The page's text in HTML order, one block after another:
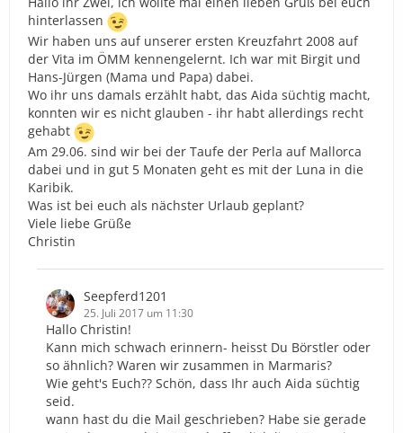
hinterlassen
Wir haben uns auf unserer ersten Kreuzfahrt 2008 auf
der Vita im ÖMM kennengelernt. Ich war mit Birgit und
Hans-Jürgen (Mama und Papa) dabei.
Wo ihr uns damals erzählt habt, das Aida süchtig macht,
konnten wir es nicht glauben - ihr habt allerdings recht
gehabt
Am 29.06. sind wir bei der Taufe der Perla auf Mallorca
dabei und in gut 5 Monaten geht es mit der Luna in die
Karibik.
Was ist bei euch als nächster Urlaub geplant?
Viele liebe Grüße
Christin
Seepferd1201
25. Juli 2017 um 11:30
Hallo Christin!
Kann mich schwach erinnern- heisst Du Börstler oder
so ähnlich? Waren wir zusammen in Marmaris?
Wie geht's Euch?? Schön, dass Ihr auch Aida süchtig
seid.
wann hast du die Mail geschrieben? Habe sie gerade